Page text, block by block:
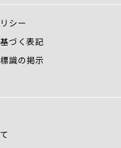
シー
づく表記
識の掲示